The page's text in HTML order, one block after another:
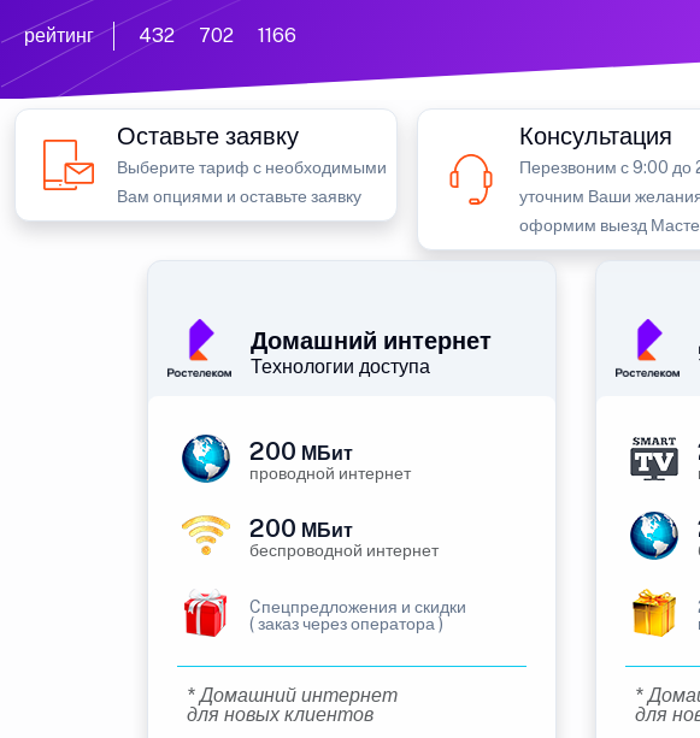
рейтинг 432 702 1166
Оставьте заявку
Выберите тариф с необходимыми
Вам опциями и оставьте заявку
Консультация
Перезвоним с 9:00 до
уточним Ваши
оформим выезд
Домашний интернет
Технологии доступа
200 МБит
проводной интернет
200 МБит
беспроводной интернет
Cпецпредложения и скидки
( заказ через оператора )
* Домашний интернет
для новых клиентов
*
для